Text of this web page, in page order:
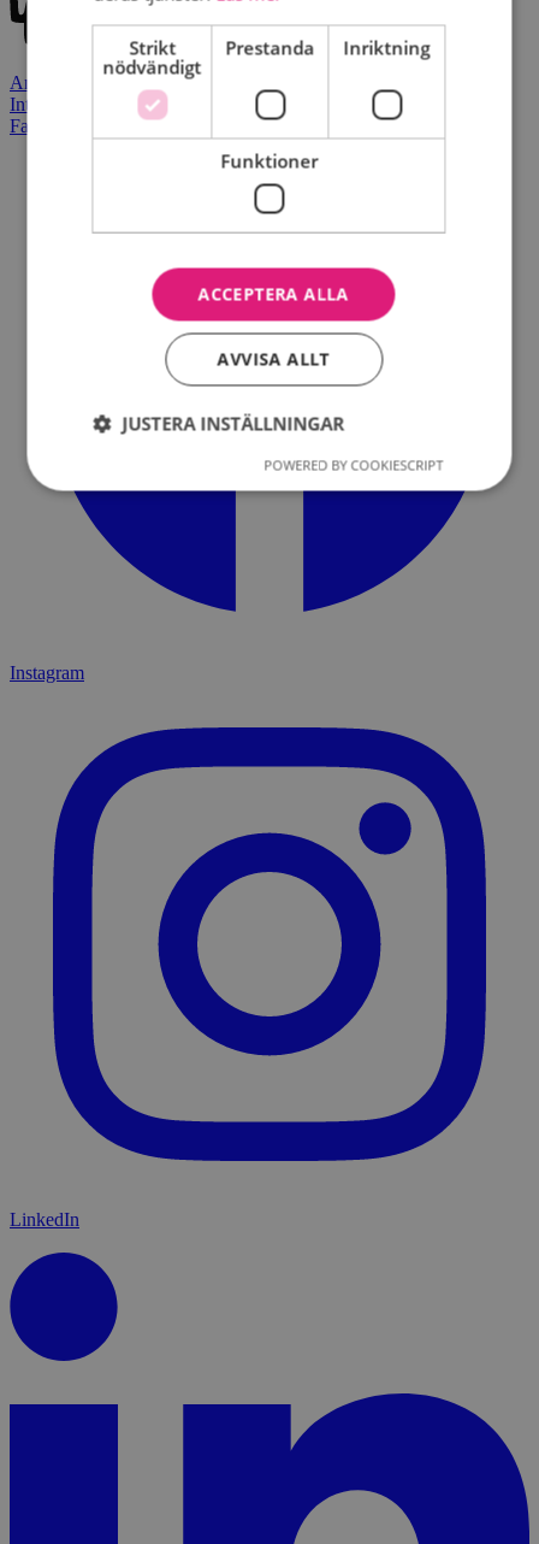
Användaravtal
Integritetspolicy
Facebook
Instagram
LinkedIn
Strikt
nödvändigt
Prestanda Inriktning
Funktioner
ACCEPTERA ALLA
AVVISA ALLT
JUSTERA INSTÄLLNINGAR
POWERED BY COOKIESCRIPT